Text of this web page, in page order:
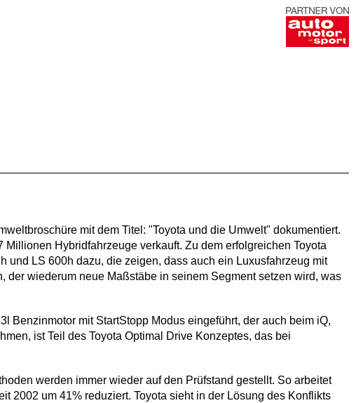
mit dem Titel: "Toyota und die Umwelt" dokumentiert.
Hybridfahrzeuge verkauft. Zu dem erfolgreichen Toyota
und LS 600h dazu, die zeigen, dass auch ein Luxusfahrzeug mit
wiederum neue Maßstäbe in seinem Segment setzen wird, was
Benzinmotor mit StartStopp Modus eingeführt, der auch beim iQ,
ist Teil des Toyota Optimal Drive Konzeptes, das bei
werden immer wieder auf den Prüfstand gestellt. So arbeitet
2002 um 41% reduziert. Toyota sieht in der Lösung des Konflikts